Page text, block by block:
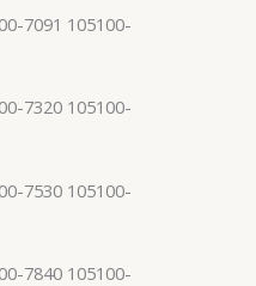
7091 105100-
7320 105100-
7530 105100-
7840 105100-